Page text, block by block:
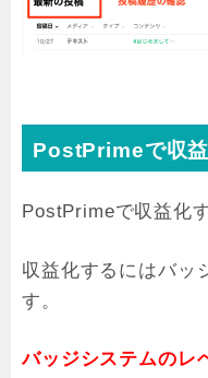
PostPrimeで収
PostPrimeで収益化
収益化するにはバッ
す。
バッジシステムのレ